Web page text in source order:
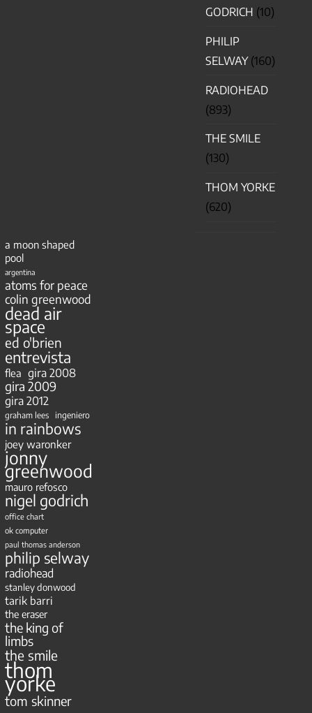
GODRICH (10)
PHILIP
SELWAY(160)
RADIOHEAD
(893)
THE SMILE
(130)
THOM YORKE
(620)
a moon shaped
pool
argentina
atoms for peace
colin greenwood
dead air
space
ed o'brien
entrevista
flea gira 2008
gira 2009
gira 2012
graham lees ingeniero
in rainbows
joey waronker
jonny
greenwood
mauro refosco
nigel godrich
office chart
ok computer
paul thomas anderson
philip selway
radiohead
stanley donwood
tarik barri
the eraser
the king of
limbs
the smile
thom
yorke
tom skinner